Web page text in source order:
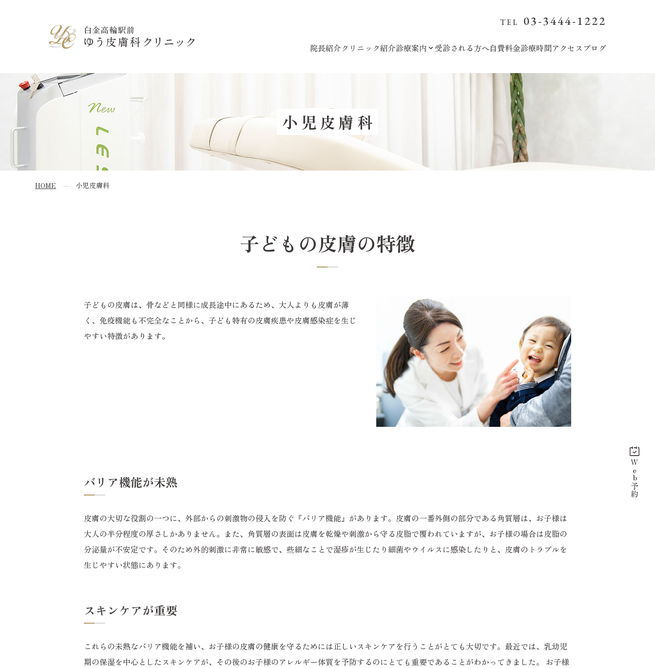
03-3444-1222
院長紹介クリニック紹介診療案内 受診される方へ自費料金診療時間アクセス ブログ
Web予約
HOME 小児皮膚科
小児皮膚科
子どもの皮膚の特徴
子どもの皮膚は、骨などと同様に成長途中にあるため、大人よりも皮膚が薄
く、免疫機能も不完全なことから、子ども特有の皮膚疾患や皮膚感染症を生じ
やすい特徴があります。
バリア機能が未熟
皮膚の大切な役割の一つに、外部からの刺激物の侵入を防ぐ『バリア機能』があります。皮膚の一番外側の部分である角質層は、お子様は
大人の半分程度の厚さしかありません。また、角質層の表面は皮膚を乾燥や刺激から守る皮脂で覆われていますが、お子様の場合は皮脂の
分泌量が不安定です。そのため外的刺激に非常に敏感で、些細なことで湿疹が生じたり細菌やウイルスに感染したりと、皮膚のトラブルを
生じやすい状態にあります。
スキンケアが重要
これらの未熟なバリア機能を補い、お子様の皮膚の健康を守るためには正しいスキンケアを行うことがとても大切です。最近では、乳幼児
期の保湿を中心としたスキンケアが、その後のお子様のアレルギー体質を予防するのにとても重要であることがわかってきました。 お子様